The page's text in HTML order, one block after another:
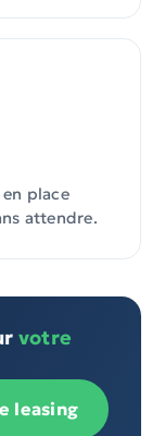
place
attendre.
votre
leasing